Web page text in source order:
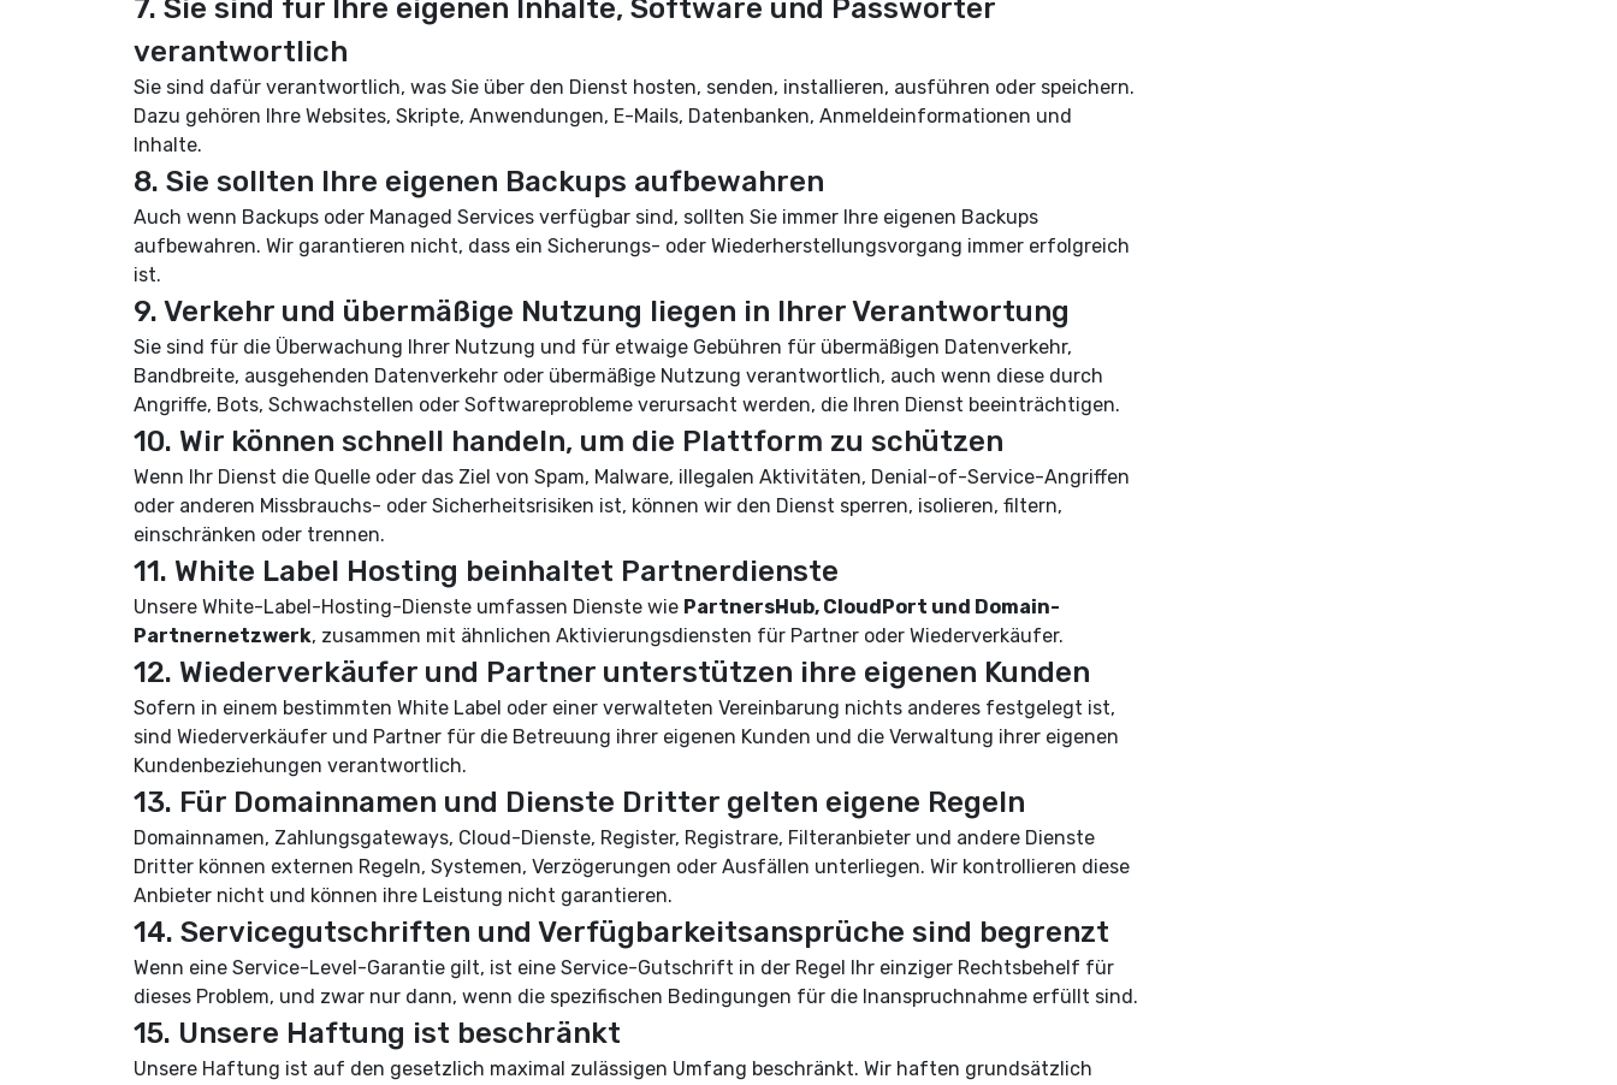
7. Sie sind für Ihre eigenen Inhalte, Software und Passwörter
verantwortlich
Sie sind dafür verantwortlich, was Sie über den Dienst hosten, senden, installieren, ausführen oder speichern.
Dazu gehören Ihre Websites, Skripte, Anwendungen, E-Mails, Datenbanken, Anmeldeinformationen und
Inhalte.
8. Sie sollten Ihre eigenen Backups aufbewahren
Auch wenn Backups oder Managed Services verfügbar sind, sollten Sie immer Ihre eigenen Backups
aufbewahren. Wir garantieren nicht, dass ein Sicherungs- oder Wiederherstellungsvorgang immer erfolgreich
ist.
9. Verkehr und übermäßige Nutzung liegen in Ihrer Verantwortung
Sie sind für die Überwachung Ihrer Nutzung und für etwaige Gebühren für übermäßigen Datenverkehr,
Bandbreite, ausgehenden Datenverkehr oder übermäßige Nutzung verantwortlich, auch wenn diese durch
Angriffe, Bots, Schwachstellen oder Softwareprobleme verursacht werden, die Ihren Dienst beeinträchtigen.
10. Wir können schnell handeln, um die Plattform zu schützen
Wenn Ihr Dienst die Quelle oder das Ziel von Spam, Malware, illegalen Aktivitäten, Denial-of-Service-Angriffen
oder anderen Missbrauchs- oder Sicherheitsrisiken ist, können wir den Dienst sperren, isolieren, filtern,
einschränken oder trennen.
11. White Label Hosting beinhaltet Partnerdienste
Unsere White-Label-Hosting-Dienste umfassen Dienste wie PartnersHub, CloudPort und Domain-
Partnernetzwerk, zusammen mit ähnlichen Aktivierungsdiensten für Partner oder Wiederverkäufer.
12. Wiederverkäufer und Partner unterstützen ihre eigenen Kunden
Sofern in einem bestimmten White Label oder einer verwalteten Vereinbarung nichts anderes festgelegt ist,
sind Wiederverkäufer und Partner für die Betreuung ihrer eigenen Kunden und die Verwaltung ihrer eigenen
Kundenbeziehungen verantwortlich.
13. Für Domainnamen und Dienste Dritter gelten eigene Regeln
Domainnamen, Zahlungsgateways, Cloud-Dienste, Register, Registrare, Filteranbieter und andere Dienste
Dritter können externen Regeln, Systemen, Verzögerungen oder Ausfällen unterliegen. Wir kontrollieren diese
Anbieter nicht und können ihre Leistung nicht garantieren.
14. Servicegutschriften und Verfügbarkeitsansprüche sind begrenzt
Wenn eine Service-Level-Garantie gilt, ist eine Service-Gutschrift in der Regel Ihr einziger Rechtsbehelf für
dieses Problem, und zwar nur dann, wenn die spezifischen Bedingungen für die Inanspruchnahme erfüllt sind.
15. Unsere Haftung ist beschränkt
Unsere Haftung ist auf den gesetzlich maximal zulässigen Umfang beschränkt. Wir haften grundsätzlich